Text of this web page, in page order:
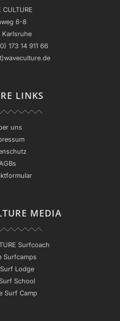
CULTURE
6-8
Karlsruhe
173 14 911 66
LINKS
uns
MEDIA
Surfcoach
Surfcamps
Lodge
School
Surf Camp